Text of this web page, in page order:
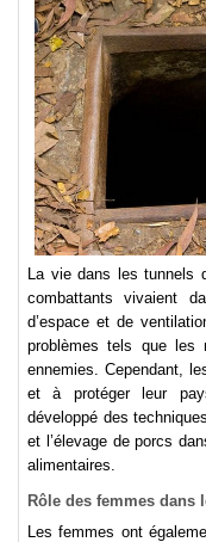
La vie dans les tunnels
combattants vivaient
d’espace et de
problèmes tels que les
ennemies. Cependant,
et à protéger leur
développé des
et l’élevage de porcs
alimentaires.
Rôle des femmes dans
Les femmes ont